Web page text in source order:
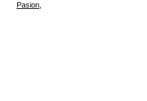
Pasion,